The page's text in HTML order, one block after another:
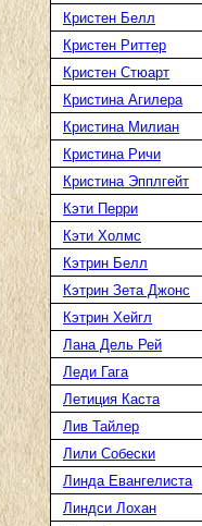
Кристен Белл
Кристен Риттер
Кристен Стюарт
Кристина Агилера
Кристина Милиан
Кристина Ричи
Кристина Эпплгейт
Кэти Перри
Кэти Холмс
Кэтрин Белл
Кэтрин Зета Джонс
Кэтрин Хейгл
Лана Дель Рей
Леди Гага
Летиция Каста
Лив Тайлер
Лили Собески
Линда Евангелиста
Линдси Лохан